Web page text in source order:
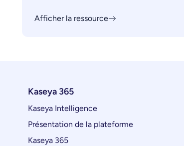
Afficher la ressource
Kaseya 365
Kaseya Intelligence
Présentation de la plateforme
Kaseya 365